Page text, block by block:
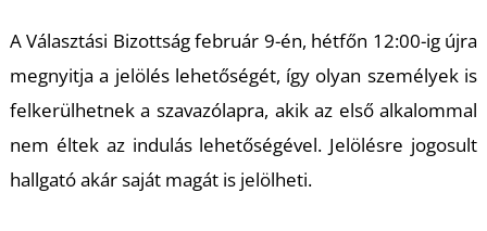
A Választási Bizottság február 9-én, hétfőn 12:00-ig újra
megnyitja a jelölés lehetőségét, így olyan személyek is
felkerülhetnek a szavazólapra, akik az első alkalommal
nem éltek az indulás lehetőségével. Jelölésre jogosult
hallgató akár saját magát is jelölheti.